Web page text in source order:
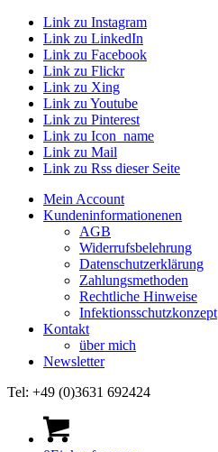
Link zu Instagram
Link zu LinkedIn
Link zu Facebook
Link zu Flickr
Link zu Xing
Link zu Youtube
Link zu Pinterest
Link zu Icon_name
Link zu Mail
Link zu Rss dieser Seite
Mein Account
Kundeninformationenen
AGB
Widerrufsbelehrung
Datenschutzerklärung
Zahlungsmethoden
Rechtliche Hinweise
Infektionsschutzkonzept
Kontakt
über mich
Newsletter
Tel: +49 (0)3631 692424